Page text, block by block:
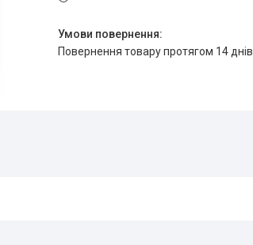
повернення товару протягом 14 днів